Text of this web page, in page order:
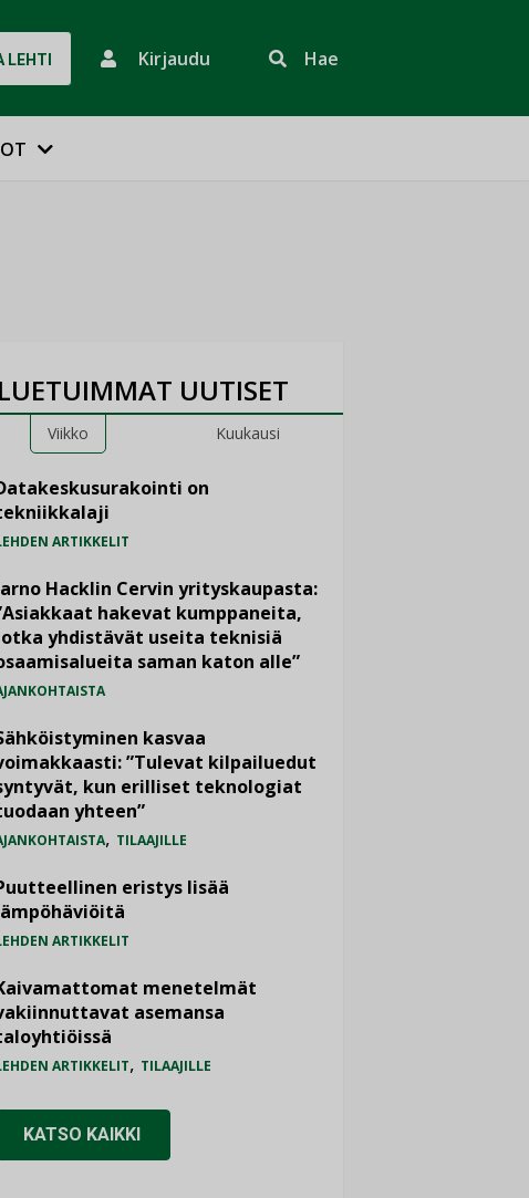
LEHTI Kirjaudu Hae
LUETUIMMAT UUTISET
Viikko Kuukausi
on
ARTIKKELIT
Hacklin Cervin yrityskaupasta:
hakevat kumppaneita,
yhdistävät useita teknisiä
saman katon alle”
kasvaa
”Tulevat kilpailuedut
kun erilliset teknologiat
yhteen”
, TILAAJILLE
eristys lisää
ARTIKKELIT
menetelmät
asemansa
ARTIKKELIT, TILAAJILLE
KATSO KAIKKI